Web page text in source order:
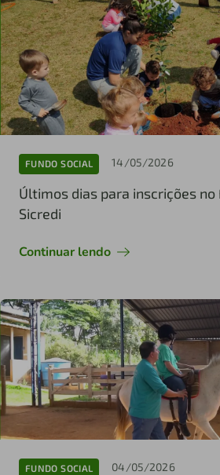
FUNDO SOCIAL 14/05/2026
Últimos dias para inscrições no
Sicredi
Continuar lendo
FUNDO SOCIAL 04/05/2026